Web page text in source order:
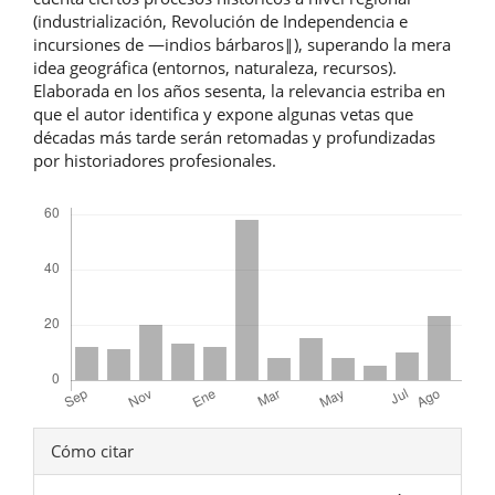
(industrialización, Revolución de Independencia e
incursiones de ―indios bárbaros‖), superando la mera
idea geográfica (entornos, naturaleza, recursos).
Elaborada en los años sesenta, la relevancia estriba en
que el autor identifica y expone algunas vetas que
décadas más tarde serán retomadas y profundizadas
por historiadores profesionales.
Detalles
del
Cómo citar